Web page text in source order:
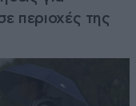
περιοχές της